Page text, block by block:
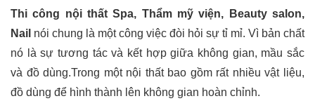
Thi công nội thất Spa, Thẩm mỹ viện, Beauty salon,
Nail nói chung là một công việc đòi hỏi sự tỉ mỉ. Vì bản chất
nó là sự tương tác và kết hợp giữa không gian, mầu sắc
và đồ dùng.Trong một nội thất bao gồm rất nhiều vật liệu,
đồ dùng để hình thành lên không gian hoàn chỉnh.